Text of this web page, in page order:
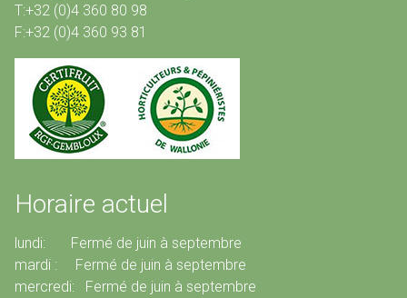
T:+32 (0)4 360 80 98
F:+32 (0)4 360 93 81
Horaire actuel
lundi: Fermé de juin à septembre
mardi : Fermé de juin à septembre
mercredi: Fermé de juin à septembre